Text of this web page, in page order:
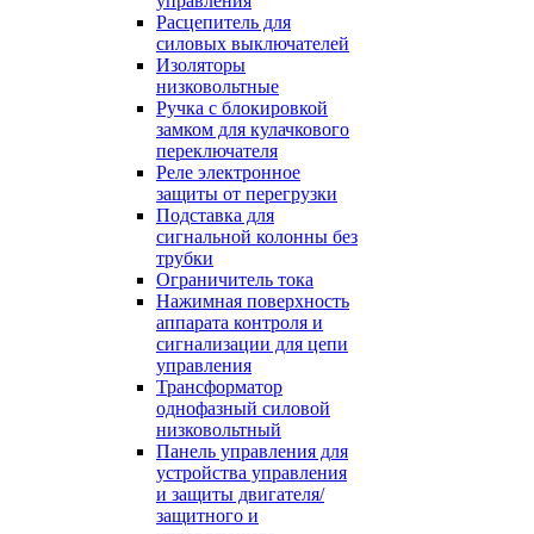
Расцепитель для
силовых выключателей
Изоляторы
низковольтные
Ручка с блокировкой
замком для кулачкового
переключателя
Реле электронное
защиты от перегрузки
Подставка для
сигнальной колонны без
трубки
Ограничитель тока
Нажимная поверхность
аппарата контроля и
сигнализации для цепи
управления
Трансформатор
однофазный силовой
низковольтный
Панель управления для
устройства управления
и защиты двигателя/
защитного и